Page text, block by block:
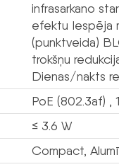
infrasarkano
efektu Iespēja
(punktveida)
trokšņu
Dienas/nakts
PoE (802.3af)
≤ 3.6 W
Compact,